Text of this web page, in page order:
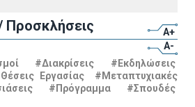
Προσκλήσεις
A+
A-
#Διακρίσεις
#Εκδηλώσεις
Εργασίας
#Μεταπτυχιακές
#Πρόγραμμα
#Σπουδές